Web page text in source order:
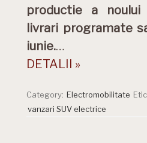
productie a
livrari programate
iunie.…
DETALII »
Category: Electromobilitate
vanzari SUV electrice